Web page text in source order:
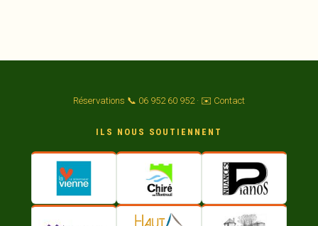
Réservations 📞 06 952 60 952· ✉️ Contact